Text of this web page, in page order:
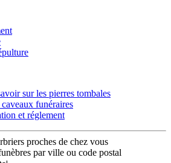
sur les pierres tombales
funéraires
et réglement
proches de chez vous
par ville ou code postal